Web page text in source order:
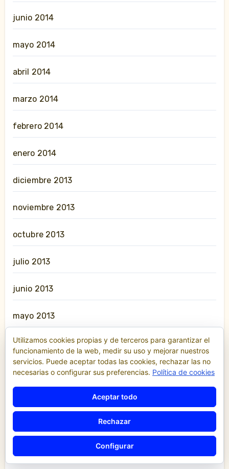
junio 2014
mayo 2014
abril 2014
marzo 2014
febrero 2014
enero 2014
diciembre 2013
noviembre 2013
octubre 2013
julio 2013
junio 2013
mayo 2013
abril 2013
marzo 2013
octubre 2012
Utilizamos cookies propias y de terceros para garantizar el
funcionamiento de la web, medir su uso y mejorar nuestros
servicios. Puede aceptar todas las cookies, rechazar las no
necesarias o configurar sus preferencias. Política de cookies
Aceptar todo
Rechazar
Configurar